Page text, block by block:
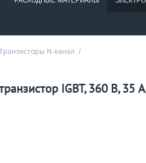
N-канал /
IGBT, 360 В, 35